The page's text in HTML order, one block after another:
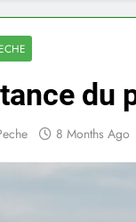
8 Months Ago